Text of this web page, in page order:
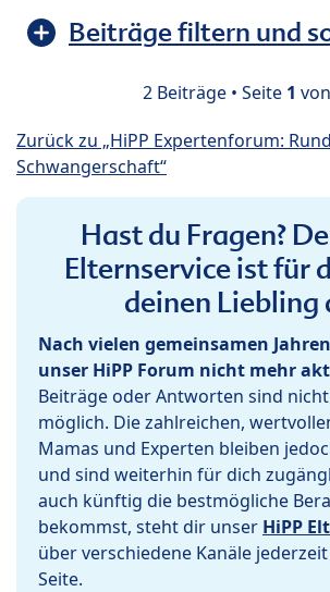
Beiträge filtern und
2 Beiträge • Seite 1 von
Zurück zu „HiPP Expertenforum:
Schwangerschaft“
Hast du Fragen?
Elternservice ist für
deinen Liebling
Nach vielen gemeinsamen
unser HiPP Forum nicht mehr
Beiträge oder Antworten sind
möglich. Die zahlreichen,
Mamas und Experten bleiben
und sind weiterhin für dich
auch künftig die bestmögliche
bekommst, steht dir unser HiPP
über verschiedene Kanäle
Seite.